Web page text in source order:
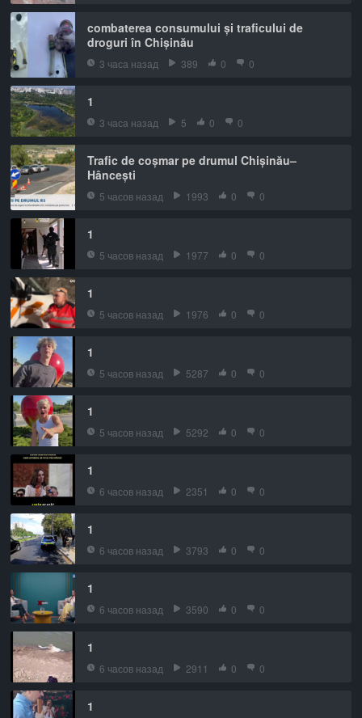
combaterea consumului și traficului de
droguri în Chișinău
3 часа назад 389 0 0
1
3 часа назад 5 0 0
Trafic de coșmar pe drumul Chișinău–
Hâncești
5 часов назад 1993 0 0
1
5 часов назад 1977 0 0
1
5 часов назад 1976 0 0
1
5 часов назад 5287 0 0
1
5 часов назад 5292 0 0
1
6 часов назад 2351 0 0
1
6 часов назад 3793 0 0
1
6 часов назад 3590 0 0
1
6 часов назад 2911 0 0
1